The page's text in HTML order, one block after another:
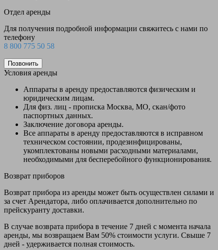
Отдел аренды
Для получения подробной информации свяжитесь с нами по
телефону
8 800 775 50 58
Позвонить
Условия аренды
Аппараты в аренду предоставляются физическим и
юридическим лицам.
Для физ. лиц - прописка Москва, МО, скан/фото
паспортных данных.
Заключение договора аренды.
Все аппараты в аренду предоставляются в исправном
техническом состоянии, продезинфицированы,
укомплектованы новыми расходными материалами,
необходимыми для бесперебойного функционирования.
Возврат приборов
Возврат прибора из аренды может быть осуществлен силами и
за счет Арендатора, либо оплачивается дополнительно по
прейскуранту доставки.
В случае возврата прибора в течение 7 дней с момента начала
аренды, мы возвращаем Вам 50% стоимости услуги. Свыше 7
дней - удерживается полная стоимость.